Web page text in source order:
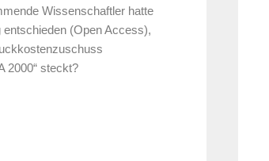
Wissenschaftler hatte
(Open Access),
2000“ steckt?